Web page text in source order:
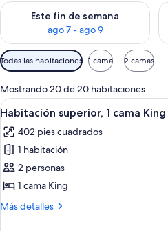
Este fin de semana
ago 7 - ago 9
Consulta la disponibilidad para
Filtros
disponibles
para
las
habitaciones
Todas las habitaciones 1 cama 2 camas
Mostrando 20 de 20 habitaciones
Abrir
todas
las
fotos
de
Habitación
superior,
6
Habitación superior, 1 cama King
402 pies cuadrados
1 habitación
2 personas
1 cama King
Más detalles
Más